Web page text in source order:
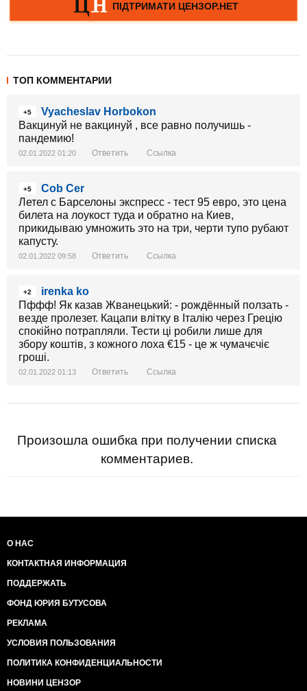
ТОП КОММЕНТАРИИ
+5
Vyacheslav Horbokon
Вакцинуй не вакцинуй , все равно получишь -
пандемию!
02.01.2022 01:20 Ответить Ссылка
+5
Cob Cer
Летел с Барселоны экспресс - тест 95 евро, это цена
билета на лоукост туда и обратно на Киев,
прикидываю умножить это на три, черти тупо рубают
капусту.
02.01.2022 09:58 Ответить Ссылка
+2
irenka ko
Пффф! Як казав Жванецький: - рождённый ползать -
везде пролезет. Кацапи влітку в Італію через Грецію
спокійно потрапляли. Тести ці робили лише для
збору коштів, з кожного лоха €15 - це ж чумачєчіє
гроші.
02.01.2022 01:13 Ответить Ссылка
Произошла ошибка при получении списка
комментариев.
О НАС
КОНТАКТНАЯ ИНФОРМАЦИЯ
ПОДДЕРЖАТЬ
ФОНД ЮРИЯ БУТУСОВА
РЕКЛАМА
УСЛОВИЯ ПОЛЬЗОВАНИЯ
ПОЛИТИКА КОНФИДЕНЦИАЛЬНОСТИ
НОВИНИ ЦЕНЗОР